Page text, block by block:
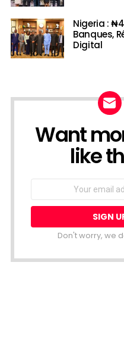
Nigeria :
Banques,
Digital
NEWSLETTER
Want
like
Email
Don't worry, we